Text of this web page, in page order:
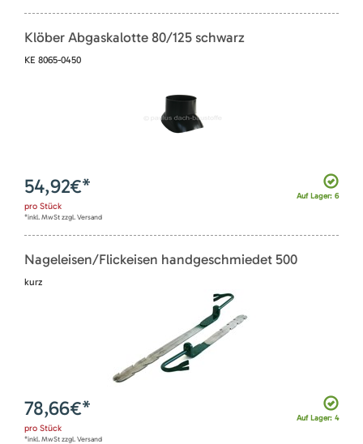
Klöber Abgaskalotte 80/125 schwarz
KE 8065-0450
Auf Lager: 6
54,92€*
pro Stück
*inkl. MwSt zzgl. Versand
Nageleisen/Flickeisen handgeschmiedet 500
kurz
Auf Lager: 4
78,66€*
pro Stück
*inkl. MwSt zzgl. Versand